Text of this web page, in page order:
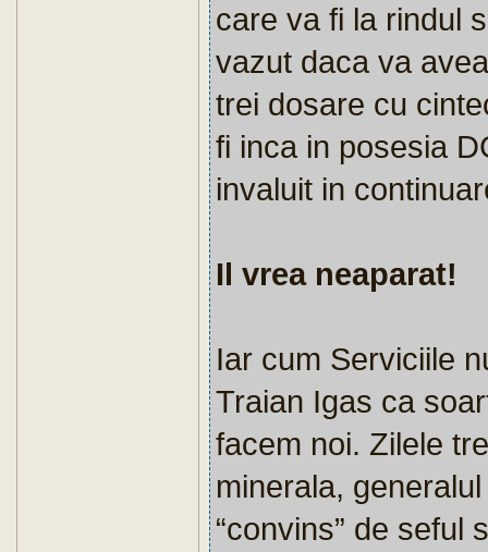
care va fi la rindul
vazut daca va
trei dosare cu
fi inca in posesia
invaluit in
Il vrea neaparat!
Iar cum Serviciile
Traian Igas ca
facem noi. Zilele
minerala,
“convins” de seful